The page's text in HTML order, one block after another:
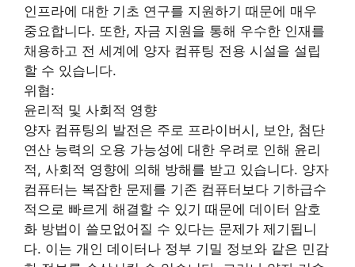
인프라에 대한 기초 연구를 지원하기 때문에 매우
중요합니다. 또한, 자금 지원을 통해 우수한 인재를
채용하고 전 세계에 양자 컴퓨팅 전용 시설을 설립
할 수 있습니다.
위협:
윤리적 및 사회적 영향
양자 컴퓨팅의 발전은 주로 프라이버시, 보안, 첨단
연산 능력의 오용 가능성에 대한 우려로 인해 윤리
적, 사회적 영향에 의해 방해를 받고 있습니다. 양자
컴퓨터는 복잡한 문제를 기존 컴퓨터보다 기하급수
적으로 빠르게 해결할 수 있기 때문에 데이터 암호
화 방법이 쓸모없어질 수 있다는 문제가 제기됩니
다. 이는 개인 데이터나 정부 기밀 정보와 같은 민감